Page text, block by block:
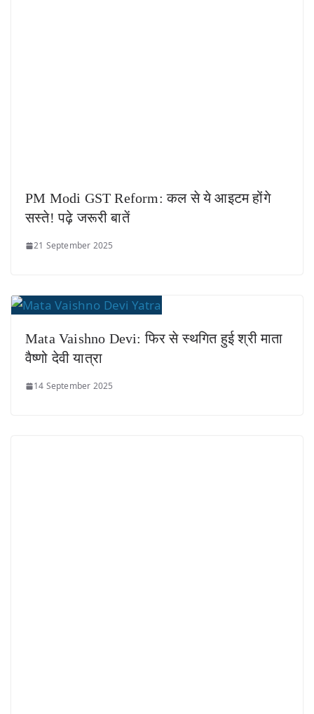
PM Modi GST Reform: कल से ये आइटम होंगे
सस्ते! पढ़े जरूरी बातें
21 September 2025
Mata Vaishno Devi: फिर से स्थगित हुई श्री माता
वैष्णो देवी यात्रा
14 September 2025